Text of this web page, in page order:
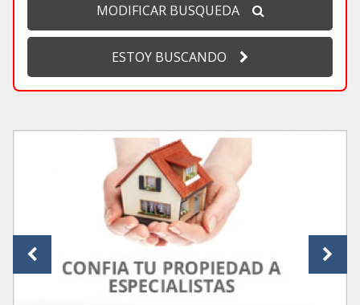
MODIFICAR BUSQUEDA
ESTOY BUSCANDO